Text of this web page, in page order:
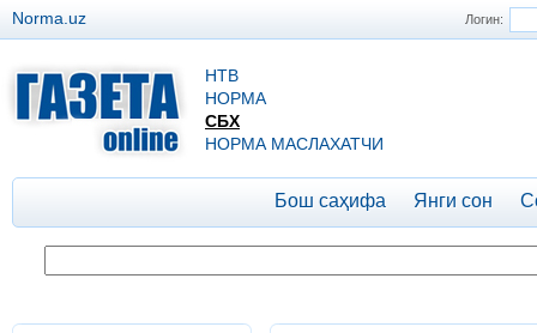
Логин:
Norma.uz
НТВ
НОРМА
СБХ
НОРМА МАСЛАХАТЧИ
Бош саҳифа Янги сон